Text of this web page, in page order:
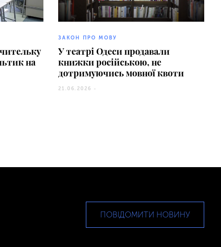
на
ЗАКОН ПРО МОВУ
У театрі Одеси продавали
книжки російською, не
дотримуючись мовної квоти
21.06.2026 -
ПОВІДОМИТИ НОВИНУ